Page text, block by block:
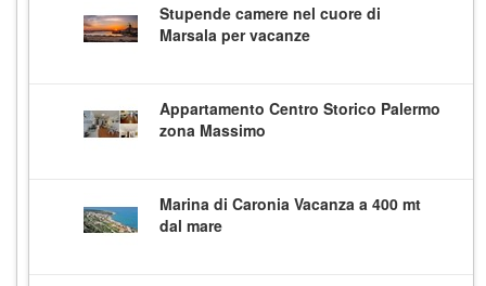
Stupende camere nel cuore di
Marsala per vacanze
Appartamento Centro Storico Palermo
zona Massimo
Marina di Caronia Vacanza a 400 mt
dal mare